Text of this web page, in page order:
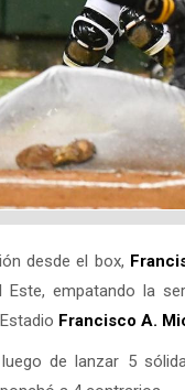
desde el box,
empatando la
Francisco A.
de lanzar 5